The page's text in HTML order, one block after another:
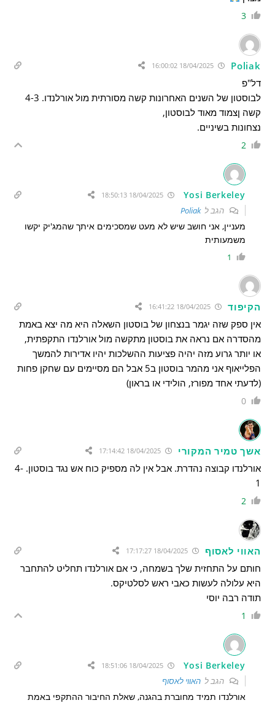
3
Poliak
דל"פ
לבוסטון של השנים האחרונות קשה מסורתית מול אורלנדו. 4-3
קשה ןצמוד מאוד לבוסטון,
נצחונות בשיניים.
2
Yosi Berkeley
הגב לPoliak
מעניין, אני חושב שיש לא מעט שמסכימים איתך שהמג'יק יקשו
משמעותית
1
הקיפוד
אין ספק שזה יגמר בנצחון של בוסטון השאלה היא מה יצא באמת
מהסדרה אם נראה את בוסטון מתקשה מול אורלנדו התקפתית,
או יותר גרוע מזה יהיה פציעות ההשלכות יהיו אדירות להמשך
הפלייאוף אני מהמר בוסטון ב5 אבל הם מסיימים עם שחקן פחות
(לדעתי אחד מפורז, הולידי או בראון)
0
אשך טמיר המקורי
אורלנדו קבוצה נהדרת. אבל אין לה מספיק כוח אש נגד בוסטון. 4-
1
2
האווי לאסוף 18/04/2025 17:17:27
חותם על התחזית שלך בשמחה, כי אם אורלנדו תחליט להתחבר
היא עלולה לעשות כאבי ראש לסלטיקס.
תודה רבה יוסי
1
Yosi Berkeley
הגב להאווי לאסוף
אורלנדו תמיד מחוברת בהגנה, שאלת החיבור ההתקפי באמת